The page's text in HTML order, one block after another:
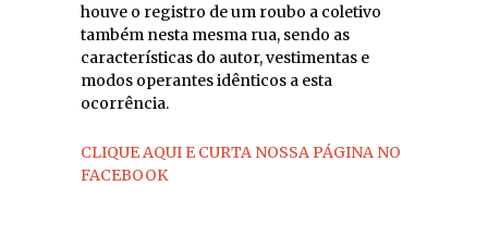
houve o registro de um roubo a coletivo
também nesta mesma rua, sendo as
características do autor, vestimentas e
modos operantes idênticos a esta
ocorrência.
CLIQUE AQUI E CURTA NOSSA PÁGINA NO
FACEBOOK